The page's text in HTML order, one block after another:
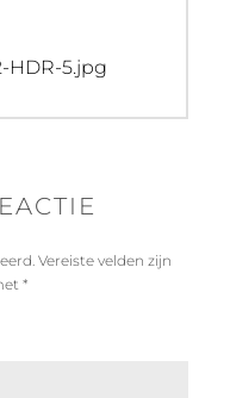
HDR-5.jpg
Vereiste velden zijn
*